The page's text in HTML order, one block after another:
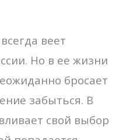
веет
Но в ее жизни
бросает
забыться. В
свой выбор